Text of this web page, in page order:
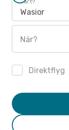
Vart?
Wasior
När?
Direktflyg